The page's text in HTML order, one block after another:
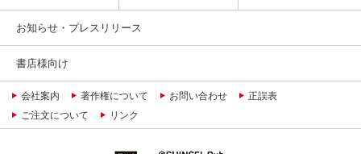
お知らせ・プレスリリース
書店様向け
会社案内 著作権について お問い合わせ
正誤表
ご注文について
リンク